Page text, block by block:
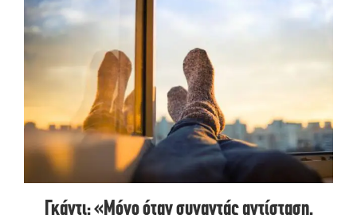
Γκάντι: «Μόνο όταν συναντάς αντίσταση,